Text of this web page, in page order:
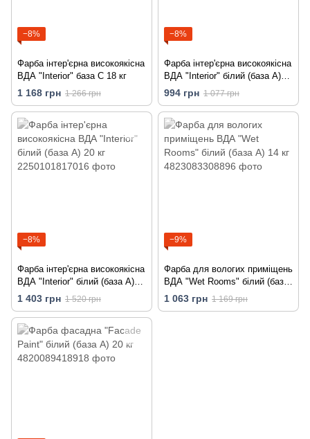
−8%
Фарба інтер'єрна високоякісна
ВДА "Interior" база C 18 кг
1 168 грн 1 266 грн
−8%
Фарба інтер'єрна високоякісна
ВДА "Interior" білий (база А)
14 кг
994 грн 1 077 грн
−8%
Фарба інтер'єрна високоякісна
ВДА "Interior" білий (база А)
20 кг
1 403 грн 1 520 грн
−9%
Фарба для вологих приміщень
ВДА "Wet Rooms" білий (база
А) 14 кг
1 063 грн 1 169 грн